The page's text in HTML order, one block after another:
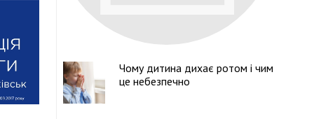
Чому дитина дихає ротом і чим
це небезпечно